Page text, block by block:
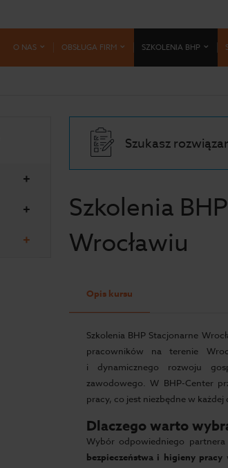
O NAS OBSŁUGA FIRM SZKOLENIA BHP
+
+
+
Szukasz
Szkolenia
Wrocławiu
Opis kursu
Szkolenia BHP Stacjonarne
pracowników na terenie
i dynamicznego rozwoju
zawodowego. W BHP-Center
pracy, co jest niezbędne w
Dlaczego warto
Wybór odpowiedniego
bezpieczeństwa i higieny pracy